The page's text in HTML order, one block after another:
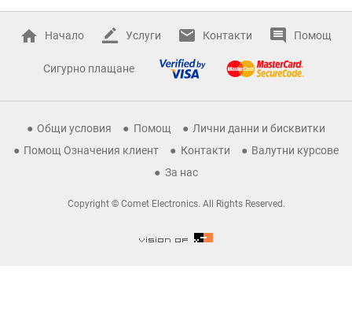
Начало Услуги Контакти Помощ
Сигурно плащане
Общи условия Помощ
Лични данни и бисквитки
Помощ Означения клиент
Контакти
Валутни курсове
За нас
Copyright © Comet Electronics. All Rights Reserved.